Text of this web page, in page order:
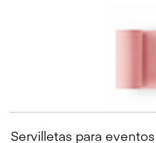
Servilletas para